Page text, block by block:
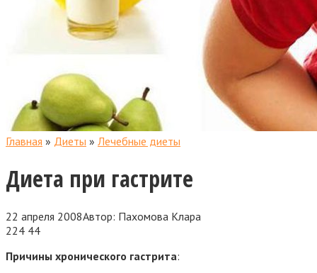
Главная » Диеты » Лечебные диеты
Диета при гастрите
22 апреля 2008Автор: Пахомова Клара
224 44
Причины хронического гастрита: